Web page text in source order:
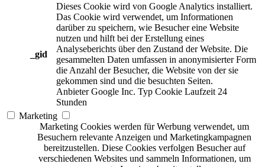
_gid
Dieses Cookie wird von Google Analytics installiert.
Das Cookie wird verwendet, um Informationen
darüber zu speichern, wie Besucher eine Website
nutzen und hilft bei der Erstellung eines
Analyseberichts über den Zustand der Website. Die
gesammelten Daten umfassen in anonymisierter Form
die Anzahl der Besucher, die Website von der sie
gekommen sind und die besuchten Seiten.
Anbieter Google Inc. Typ Cookie Laufzeit 24
Stunden
Marketing
Marketing Cookies werden für Werbung verwendet, um
Besuchern relevante Anzeigen und Marketingkampagnen
bereitzustellen. Diese Cookies verfolgen Besucher auf
verschiedenen Websites und sammeln Informationen, um